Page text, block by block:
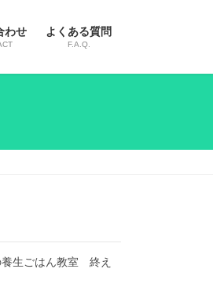
わせ よくある質問
F.A.Q.
生ごはん教室 終え